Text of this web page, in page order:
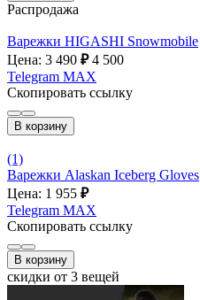
Распродажа
Варежки HIGASHI Snowmobile
Цена: 3 490 ₽ 4 500
Telegram MAX
Скопировать ссылку
В корзину
(1)
Варежки Alaskan Iceberg Gloves
Цена: 1 955 ₽
Telegram MAX
Скопировать ссылку
В корзину
скидки от 3 вещей